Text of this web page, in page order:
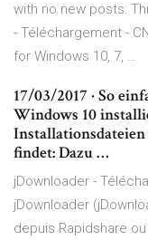
with no new posts:
- Téléchargement -
for Windows 10, 7, …
17/03/2017 · So
Windows 10
findet: Dazu …
jDownloader -
jDownloader
depuis Rapidshare